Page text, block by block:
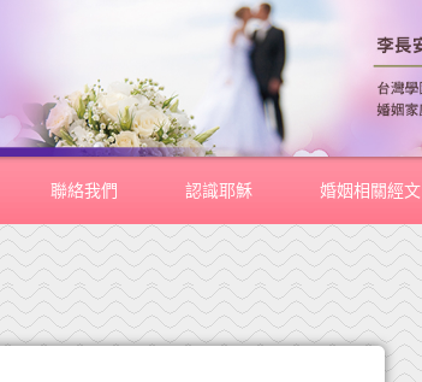
聯絡我們 認識耶穌 婚姻相關經文